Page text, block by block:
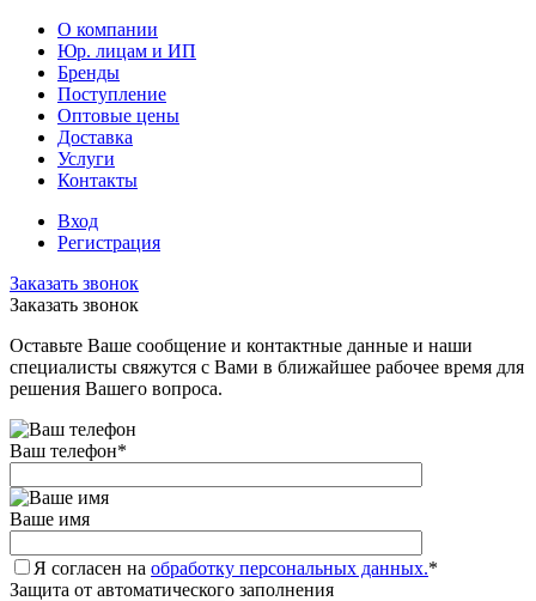
О компании
Юр. лицам и ИП
Бренды
Поступление
Оптовые цены
Доставка
Услуги
Контакты
Вход
Регистрация
Заказать звонок
Заказать звонок
Оставьте Ваше сообщение и контактные данные и наши
специалисты свяжутся с Вами в ближайшее рабочее время для
решения Вашего вопроса.
Ваш телефон*
Ваше имя
Я согласен на обработку персональных данных.*
Защита от автоматического заполнения